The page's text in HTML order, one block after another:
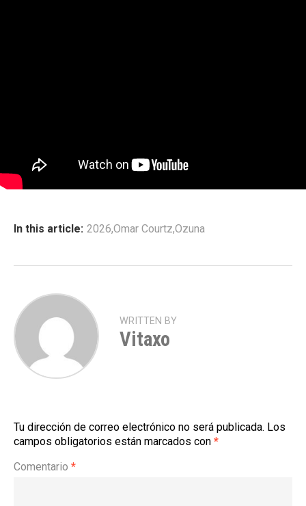
In this article: 2026,Omar Courtz,Ozuna
WRITTEN BY
Vitaxo
Tu dirección de correo electrónico no será publicada. Los
campos obligatorios están marcados con *
Comentario *